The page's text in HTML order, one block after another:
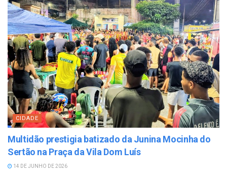
CIDADE
Multidão prestigia batizado da Junina Mocinha do
Sertão na Praça da Vila Dom Luís
14 DE JUNHO DE 2026